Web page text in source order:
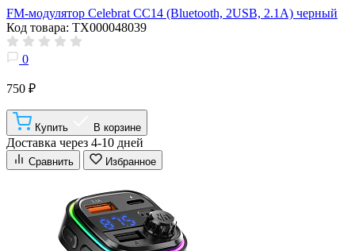
FM-модулятор Celebrat CC14 (Bluetooth, 2USB, 2.1A) черный
Код товара: ТХ000048039
0
750 ₽
Купить В корзине
Доставка через 4-10 дней
Сравнить Избранное